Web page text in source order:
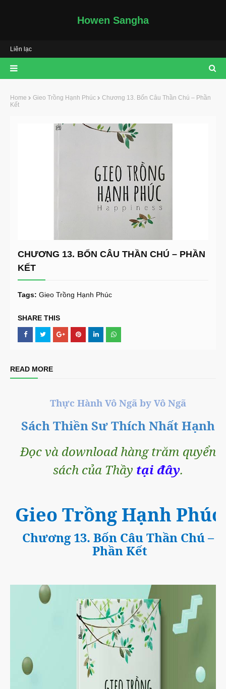
Howen Sangha
Liên lạc
Home Gieo Trồng Hạnh Phúc
Chương 13. Bốn Câu Thần Chú – Phần
Kết
CHƯƠNG 13. BỐN CÂU THẦN CHÚ – PHẦN
KẾT
Tags: Gieo Trồng Hạnh Phúc
SHARE THIS
READ MORE
Thực Hành Vô Ngã by Vô Ngã
Sách Thiền Sư Thích Nhất Hạnh
Đọc và download hàng trăm quyển
sách của Thầy tại đây.
Gieo Trồng Hạnh Phúc
Chương 13. Bốn Câu Thần Chú–
Phần Kết